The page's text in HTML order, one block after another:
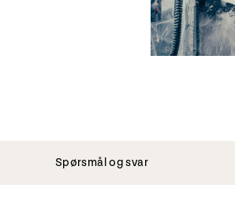
Spørsmål og svar